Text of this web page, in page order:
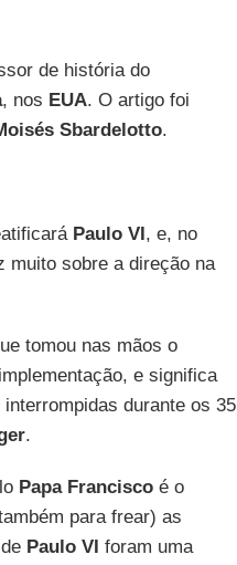
de história do
, nos EUA. O artigo foi
Sbardelotto.
Paulo VI, e, no
muito sobre a direção na
tomou nas mãos o
e significa
durante os 35
.
Papa Franciscoé o
para frear) as
Paulo VI foram uma